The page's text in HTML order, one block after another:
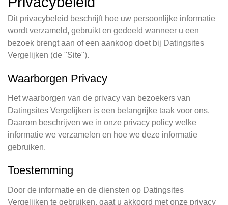
Dit privacybeleid beschrijft hoe uw persoonlijke informatie
wordt verzameld, gebruikt en gedeeld wanneer u een
bezoek brengt aan of een aankoop doet bij Datingsites
Vergelijken (de "Site").
Waarborgen Privacy
Het waarborgen van de privacy van bezoekers van
Datingsites Vergelijken is een belangrijke taak voor ons.
Daarom beschrijven we in onze privacy policy welke
informatie we verzamelen en hoe we deze informatie
gebruiken.
Toestemming
Door de informatie en de diensten op Datingsites
Vergelijken te gebruiken, gaat u akkoord met onze privacy